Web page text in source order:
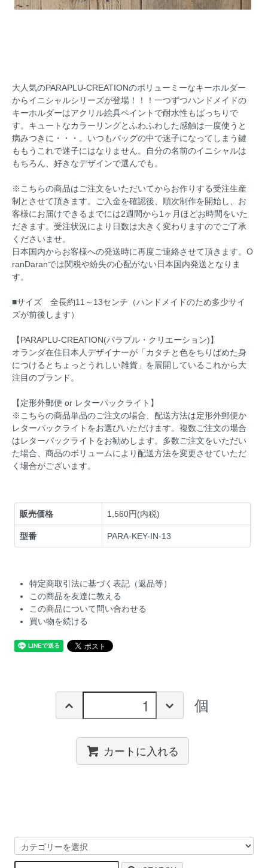
大人気のPARAPLU-CREATIONのボリューミーなキーホルダー
からイニシャルシリーズが登場！！！一つずつハンドメイドの
キーホルダーはアクリル絵具ペイントで耐水性もばっちりで
す。キュートなカラーリングとふわふわした感触は一度使うと
病みつきに・・・。いつもバッグの中で迷子になってしまう鍵
ももうこれで迷子にはなりません。自分の名前のイニシャルは
もちろん、好きなデザインで選んでも。
※こちらの商品はご注文をいただいてからお作りする受注生産
制とさせて頂きます。ご入金を確認後、順次制作を開始し、お
客様にお届けできるまでには2週間から1ヶ月ほどお時間をいた
だきます。受注状況により日数は大きく変わりますのでご了承
くださいませ。
日本国内からお客様への発送時に再度ご連絡させて頂きます。O
ranDaranでは関税や紛失の心配がない日本国内発送となりま
す。
■サイズ 全長約11～13センチ（ハンドメイドのため多少サイ
ズが前後します）
【PARAPLU-CREATION(パラプル・クリエーション)】
オランダ在住日本人デザイナーが「カタチと色をちりばめた身
につけるとちょっとうれしい雑貨」を展開しているこれから大
注目のブランド。
【定形外郵便 or レターパックライト】
※こちらの商品単品のご注文の場合、配送方法は定形外郵便か
レターパックライトをお選びいただけます。複数ご注文の場合
はレターパックライトをお勧めします。多数ご注文をいただい
た場合、商品のボリュームにより配送方法を変更させていただ
く場合がございます。
販売価格 1,560円(内税)
型番 PARA-KEY-IN-13
特定商取引法に基づく表記（返品等）
この商品を友達に教える
この商品について問い合わせる
買い物を続ける
個
カートに入れる